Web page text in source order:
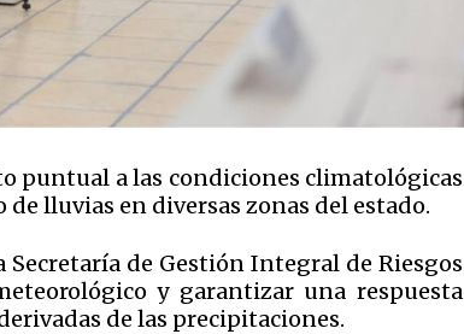
puntual a las condiciones climatológicas
lluvias en diversas zonas del estado.
de Gestión Integral de Riesgos
y garantizar una respuesta
de las precipitaciones.